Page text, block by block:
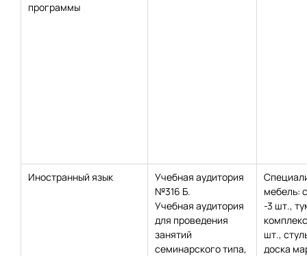
программы
Иностранный язык
Учебная аудитория
№316 Б.
Учебная аудитория
для проведения
занятий
семинарского типа,
мебель:
-3 шт.,
шт.,
доска